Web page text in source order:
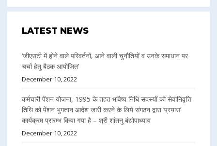
LATEST NEWS
‘जीएसटी में होने वाले परिवर्तनों, आने वाली चुनौतियों व उनके समाधान पर
चर्चा हेतु बैठक आयोजित’
December 10, 2022
कर्मचारी पेंशन योजना, 1995 के तहत भविष्य निधि सदस्यों को सेवानिवृत्ति
तिथि को पेंशन भुगतान आदेश जारी करने के लिये संगठन द्वारा ‘प्रयास’
कार्यक्रम प्रारम्भ किया गया है – श्री शांतनु बंद्योपाध्याय
December 10, 2022